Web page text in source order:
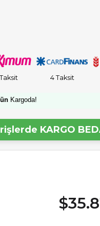
4 Taksit
Kargoda!
KARGO